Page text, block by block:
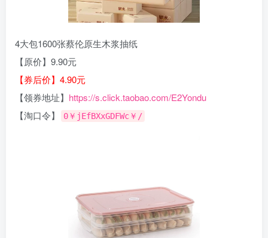
4大包1600张蔡伦原生木浆抽纸
【原价】9.90元
【券后价】4.90元
【领券地址】 https://s.click.taobao.com/E2Yondu
【淘口令】
0￥jEfBXxGDFWc￥/